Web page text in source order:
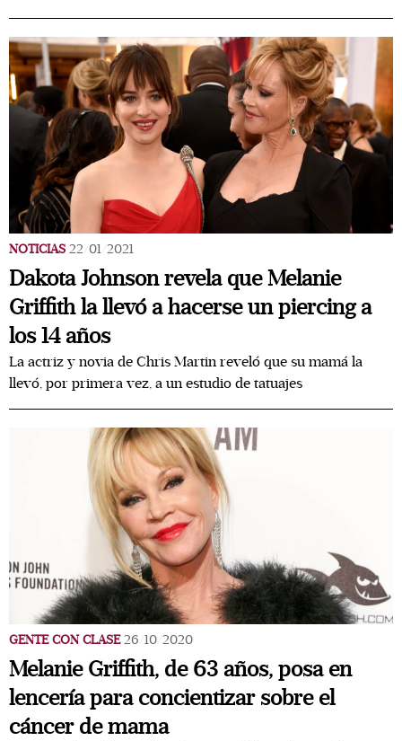
NOTICIAS 22/01/2021
Dakota Johnson revela que Melanie
Griffith la llevó a hacerse un piercing a
los 14 años
La actriz y novia de Chris Martin reveló que su mamá la
llevó, por primera vez, a un estudio de tatuajes
GENTE CON CLASE 26/10/2020
Melanie Griffith, de 63 años, posa en
lencería para concientizar sobre el
cáncer de mama